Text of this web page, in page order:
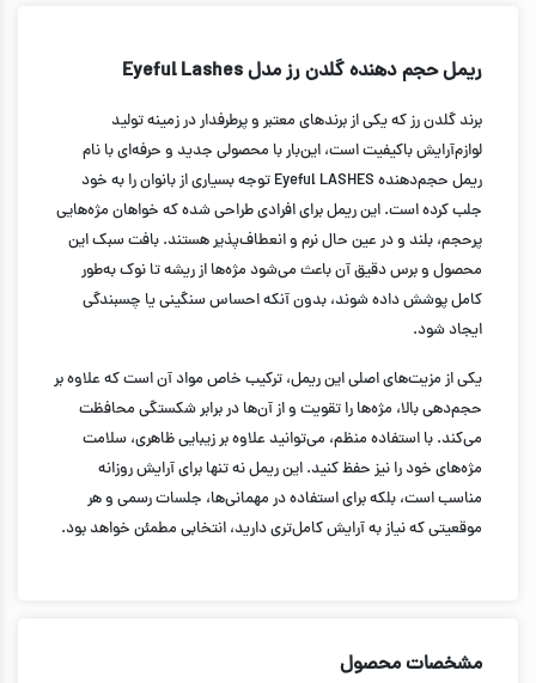
حجم 9 میل
ريمل حجم دهنده گلدن رز مدل Eyeful Lashes
برند گلدن رز که یکی از برندهای معتبر و پرطرفدار در زمینه تولید
لوازم‌آرایش باکیفیت است، این‌بار با محصولی جدید و حرفه‌ای با نام
ریمل حجم‌دهنده Eyeful LASHES توجه بسیاری از بانوان را به خود
جلب کرده است. این ریمل برای افرادی طراحی شده که خواهان مژه‌هایی
پرحجم، بلند و در عین حال نرم و انعطاف‌پذیر هستند. بافت سبک این
محصول و برس دقیق آن باعث می‌شود مژه‌ها از ریشه تا نوک به‌طور
کامل پوشش داده شوند، بدون آنکه احساس سنگینی یا چسبندگی
ایجاد شود.
یکی از مزیت‌های اصلی این ریمل، ترکیب خاص مواد آن است که علاوه بر
حجم‌دهی بالا، مژه‌ها را تقویت و از آن‌ها در برابر شکستگی محافظت
می‌کند. با استفاده منظم، می‌توانید علاوه بر زیبایی ظاهری، سلامت
مژه‌های خود را نیز حفظ کنید. این ریمل نه تنها برای آرایش روزانه
مناسب است، بلکه برای استفاده در مهمانی‌ها، جلسات رسمی و هر
موقعیتی که نیاز به آرایش کامل‌تری دارید، انتخابی مطمئن خواهد بود.
مشخصات محصول